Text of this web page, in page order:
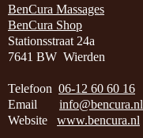
BenCura Massages
BenCura Shop
Stationsstraat 24a
7641 BW Wierden
Telefoon 06-12 60 60 16
Email info@bencura.nl
Website www.bencura.nl